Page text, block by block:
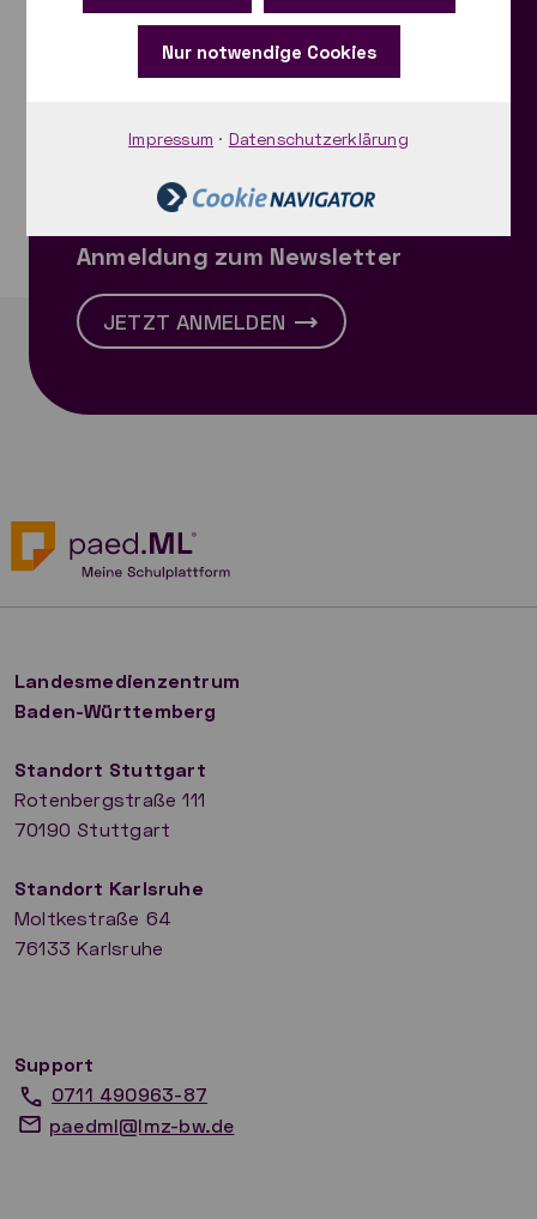
Nur notwendige Cookies
Impressum · Datenschutzerklärung
Kontakt
E-Mail senden
Anmeldung zum Newsletter
JETZT ANMELDEN
Landesmedienzentrum
Baden-Württemberg
Standort Stuttgart
Rotenbergstraße 111
70190 Stuttgart
​Standort Karlsruhe
Moltkestraße 64
76133 Karlsruhe
Support
0711 490963-87
paedml@lmz-bw.de